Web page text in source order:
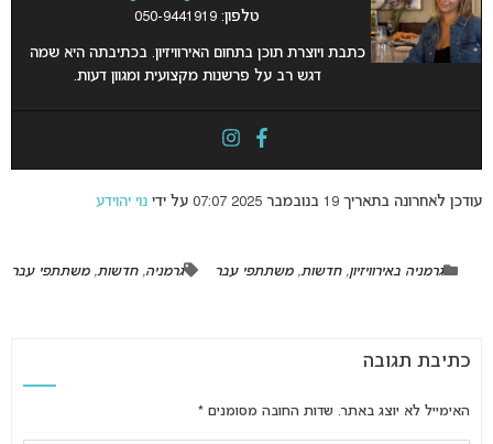
טלפון: 050-9441919
כתבת ויוצרת תוכן בתחום האירוויזיון. בכתיבתה היא שמה
דגש רב על פרשנות מקצועית ומגוון דעות.
עודכן לאחרונה בתאריך 19 בנובמבר 2025 07:07 על ידי נוי יהוידע
גרמניה באירוויזיון,חדשות,משתתפי עבר גרמניה,חדשות,משתתפי עבר
כתיבת תגובה
האימייל לא יוצג באתר. שדות החובה מסומנים *